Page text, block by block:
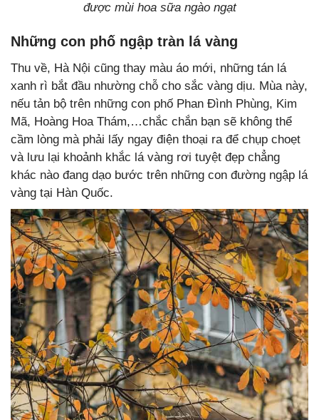
được mùi hoa sữa ngào ngạt
Những con phố ngập tràn lá vàng
Thu về, Hà Nội cũng thay màu áo mới, những tán lá
xanh rì bắt đầu nhường chỗ cho sắc vàng dịu. Mùa này,
nếu tản bộ trên những con phố Phan Đình Phùng, Kim
Mã, Hoàng Hoa Thám,…chắc chắn bạn sẽ không thể
cầm lòng mà phải lấy ngay điện thoại ra để chụp choẹt
và lưu lại khoảnh khắc lá vàng rơi tuyệt đẹp chẳng
khác nào đang dạo bước trên những con đường ngập lá
vàng tại Hàn Quốc.